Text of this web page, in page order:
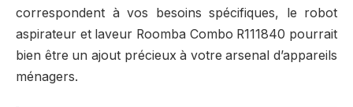
correspondent à vos besoins spécifiques, le robot
aspirateur et laveur Roomba Combo R111840 pourrait
bien être un ajout précieux à votre arsenal d’appareils
ménagers.